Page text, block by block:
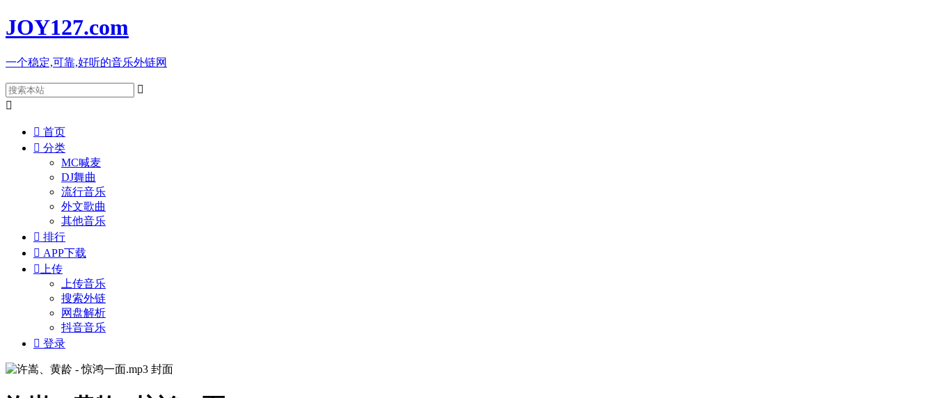
JOY127.com
一个稳定,可靠,好听的音乐外链网


 首页
 分类
MC喊麦
DJ舞曲
流行音乐
外文歌曲
其他音乐
 排行
 APP下载
 上传
上传音乐
搜索外链
网盘解析
抖音音乐
 登录